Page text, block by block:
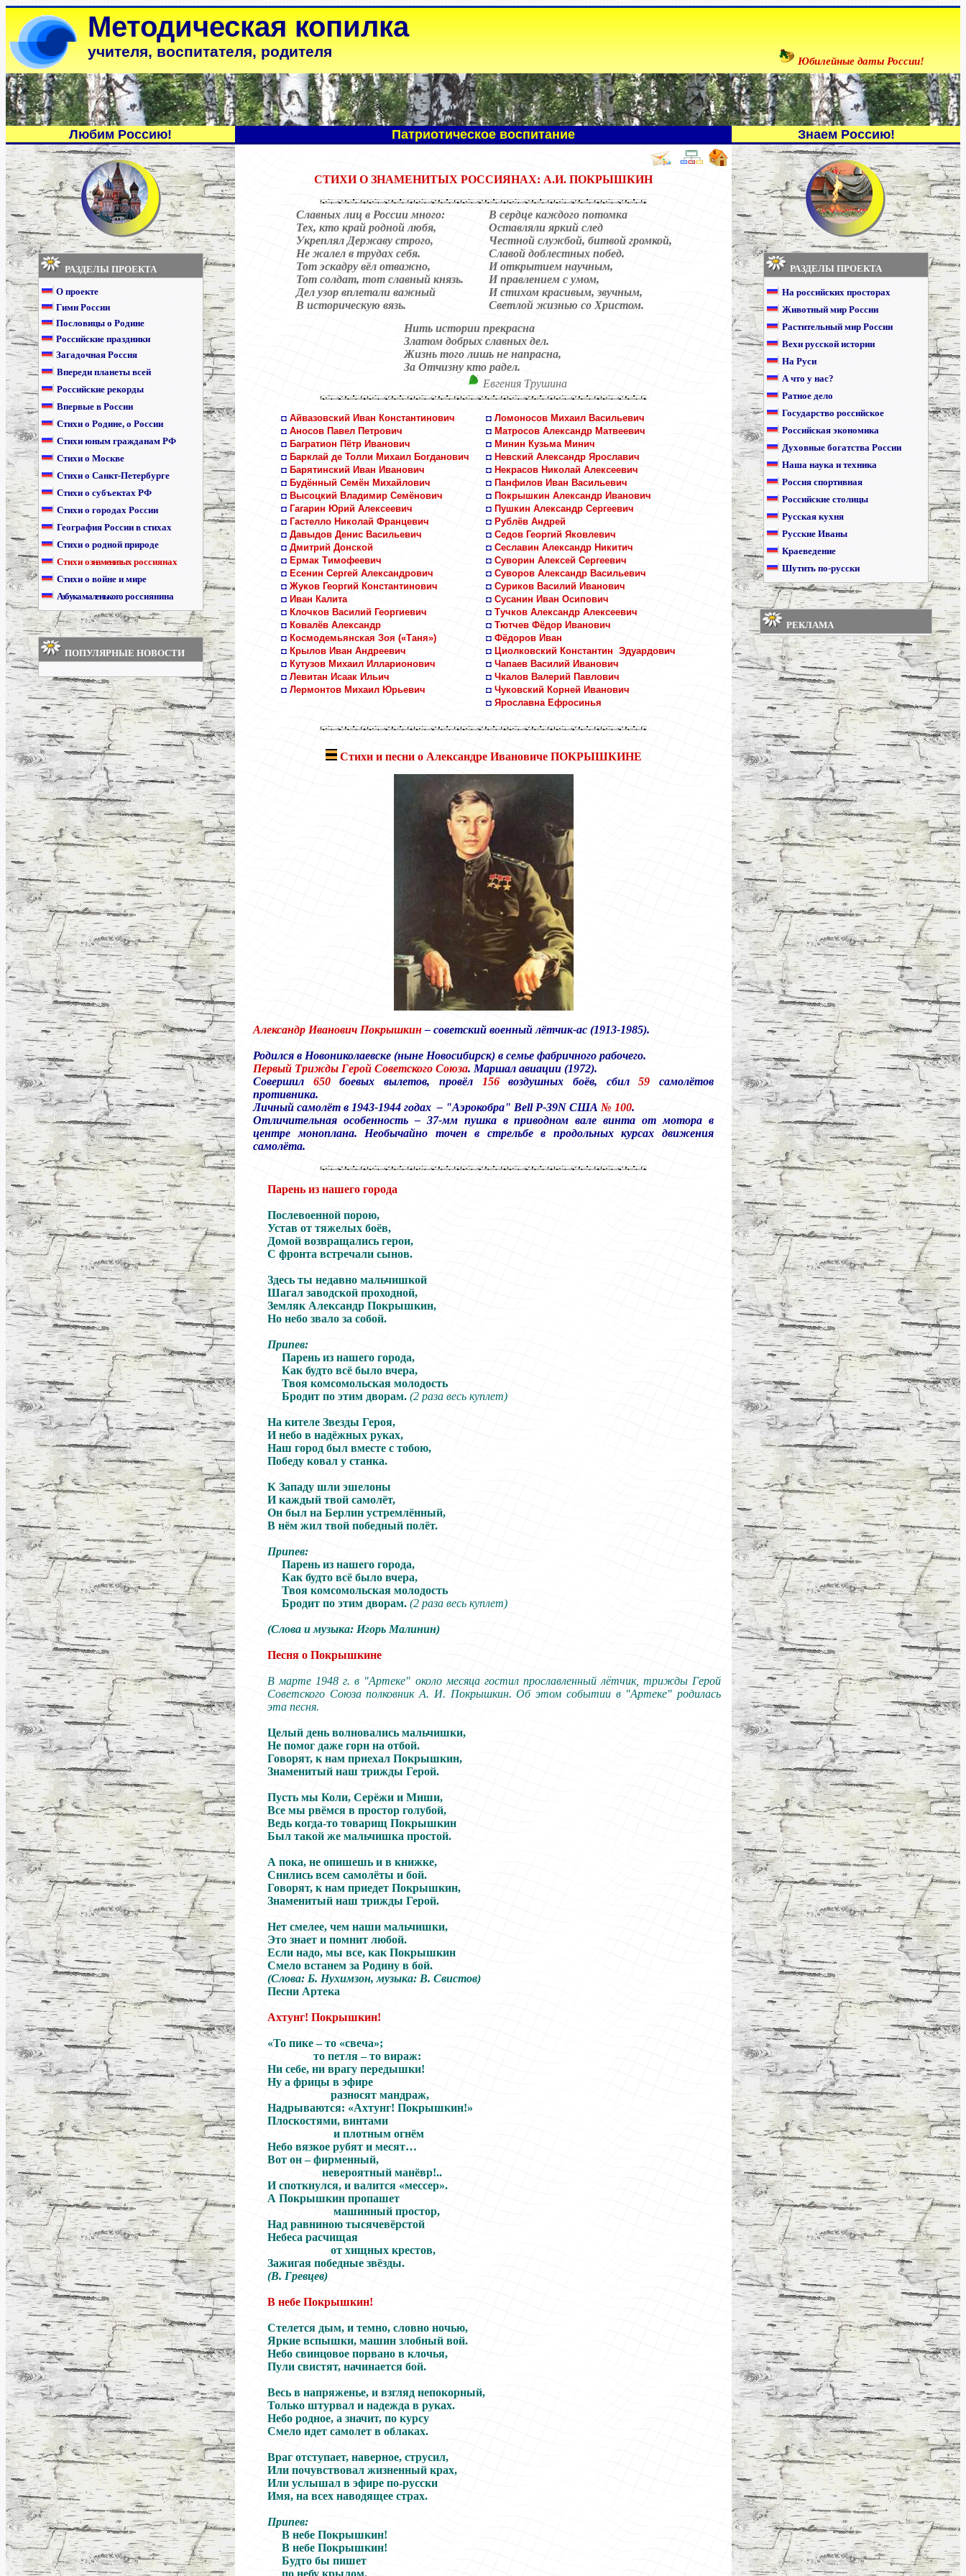
Методическая копилка
учителя, воспитателя, родителя
Юбилейные даты России!
Любим Россию! Патриотическое воспитание Знаем Россию!
РАЗДЕЛЫ ПРОЕКТА
О проекте
Гимн России
Пословицы о Родине
Российские праздники
Загадочная Россия
Впереди планеты всей
Российские рекорды
Впервые в России
Стихи о Родине, о России
Стихи юным гражданам РФ
Стихи о Москве
Стихи о Санкт-Петербурге
Стихи о субъектах РФ
Стихи о городах России
География России в стихах
Стихи о родной природе
Стихио знаменитыхроссиянах
Стихи о войне и мире
Азбука маленькогороссиянина
ПОПУЛЯРНЫЕ НОВОСТИ
СТИХИ О ЗНАМЕНИТЫХ РОССИЯНАХ: А.И. ПОКРЫШКИН
Славных лиц в России много:
Тех, кто край родной любя,
Укреплял Державу строго,
Не жалел в трудах себя.
Тот эскадру вёл отважно,
Тот солдат, тот славный князь.
Дел узор вплетали важный
В историческую вязь.
В сердце каждого потомка
Оставляли яркий след
Честной службой, битвой громкой,
Славой доблестных побед.
И открытием научным,
И правлением с умом,
И стихом красивым, звучным,
Светлой жизнью со Христом.
Нить истории прекрасна
Златом добрых славных дел.
Жизнь того лишь не напрасна,
За Отчизну кто радел.
Евгения Трушина
◘ Айвазовский Иван Константинович
◘ Аносов Павел Петрович
◘ Багратион Пётр Иванович
◘ Барклай де Толли Михаил Богданович
◘ Барятинский Иван Иванович
◘ Будённый Семён Михайлович
◘ Высоцкий Владимир Семёнович
◘ Гагарин Юрий Алексеевич
◘ Гастелло Николай Францевич
◘ Давыдов Денис Васильевич
◘ Дмитрий Донской
◘ Ермак Тимофеевич
◘ Есенин Сергей Александрович
◘ Жуков Георгий Константинович
◘ Иван Калита
◘ Клочков Василий Георгиевич
◘ Ковалёв Александр
◘ Космодемьянская Зоя («Таня»)
◘ Крылов Иван Андреевич
◘ Кутузов Михаил Илларионович
◘ Левитан Исаак Ильич
◘ Лермонтов Михаил Юрьевич
◘ Ломоносов Михаил Васильевич
◘ Матросов Александр Матвеевич
◘ Минин Кузьма Минич
◘ Невский Александр Ярославич
◘ Некрасов Николай Алексеевич
◘ Панфилов Иван Васильевич
◘ Покрышкин Александр Иванович
◘ Пушкин Александр Сергеевич
◘ Рублёв Андрей
◘ Седов Георгий Яковлевич
◘ Сеславин Александр Никитич
◘ Суворин Алексей Сергеевич
◘ Суворов Александр Васильевич
◘ Суриков Василий Иванович
◘ Сусанин Иван Осипович
◘ Тучков Александр Алексеевич
◘ Тютчев Фёдор Иванович
◘ Фёдоров Иван
◘ Циолковский Константин Эдуардович
◘ Чапаев Василий Иванович
◘ Чкалов Валерий Павлович
◘ Чуковский Корней Иванович
◘ Ярославна Ефросинья
Стихи и песни о Александре Ивановиче ПОКРЫШКИНЕ
Александр Иванович Покрышкин – советский военный лётчик-ас (1913-1985).
Родился в Новониколаевске (ныне Новосибирск) в семье фабричного рабочего.
Первый Трижды Герой Советского Союза. Маршал авиации (1972).
Совершил 650боевых вылетов, провёл 156воздушных боёв, сбил59 самолётов
противника.
Личный самолёт в 1943-1944 годах – "Аэрокобра" Bell P-39N США № 100.
Отличительная особенность–37-мм пушка в приводном вале винта от мотора в
центре моноплана. Необычайно точен
в стрельбе в продольных курсах движения
самолёта.
Парень из нашего города
Послевоенной порою,
Устав от тяжелых боёв,
Домой возвращались герои,
С фронта встречали сынов.
Здесь ты недавно мальчишкой
Шагал заводской проходной,
Земляк Александр Покрышкин,
Но небо звало за собой.
Припев:
Парень из нашего города,
Как будто всё было вчера,
Твоя комсомольская молодость
Бродит по этим дворам. (2 раза весь куплет)
На кителе Звезды Героя,
И небо в надёжных руках,
Наш город был вместе с тобою,
Победу ковал у станка.
К Западу шли эшелоны
И каждый твой самолёт,
Он был на Берлин устремлённый,
В нём жил твой победный полёт.
Припев:
Парень из нашего города,
Как будто всё было вчера,
Твоя комсомольская молодость
Бродит по этим дворам. (2 раза весь куплет)
(Слова и музыка: Игорь Малинин)
Песня о Покрышкине
В марте 1948 г. в "Артеке" около месяца гостил прославленный лётчик, трижды Герой
Советского Союза полковник А. И. Покрышкин.Об этом событии в "Артеке" родилась
эта песня.
Целый день волновались мальчишки,
Не помог даже горн на отбой.
Говорят, к нам приехал Покрышкин,
Знаменитый наш трижды Герой.
Пусть мы Коли, Серёжи и Миши,
Все мы рвёмся в простор голубой,
Ведь когда-то товарищ Покрышкин
Был такой же мальчишка простой.
А пока, не опишешь и в книжке,
Снились всем самолёты и бой.
Говорят, к нам приедет Покрышкин,
Знаменитый наш трижды Герой.
Нет смелее, чем наши мальчишки,
Это знает и помнит любой.
Если надо, мы все, как Покрышкин
Смело встанем за Родину в бой.
(Слова: Б. Нухимзон, музыка: В. Свистов)
Песни Артека
Ахтунг! Покрышкин!
«То пике – то «свеча»;
то петля – то вираж:
Ни себе, ни врагу передышки!
Ну а фрицы в эфире
разносят мандраж,
Надрываются: «Ахтунг! Покрышкин!»
Плоскостями, винтами
и плотным огнём
Небо вязкое рубят и месят…
Вот он – фирменный,
невероятный манёвр!..
И споткнулся, и валится «мессер».
А Покрышкин пропашет
машинный простор,
Над равниною тысячевёрстой
Небеса расчищая
от хищных крестов,
Зажигая победные звёзды.
(В. Гревцев)
В небе Покрышкин!
Стелется дым, и темно, словно ночью,
Яркие вспышки, машин злобный вой.
Небо свинцовое порвано в клочья,
Пули свистят, начинается бой.
Весь в напряженье, и взгляд непокорный,
Только штурвал и надежда в руках.
Небо родное, а значит, по курсу
Смело идет самолет в облаках.
Враг отступает, наверное, струсил,
Или почувствовал жизненный крах,
Или услышал в эфире по-русски
Имя, на всех наводящее страх.
Припев:
В небе Покрышкин!
В небе Покрышкин!
Будто бы пишет
по небу крылом.
РАЗДЕЛЫ ПРОЕКТА
На российских просторах
Животный мир России
Растительный мир России
Вехи русской истории
На Руси
А что у нас?
Ратное дело
Государство российское
Российская экономика
Духовные богатства России
Наша наука и техника
Россия спортивная
Российские столицы
Русская кухня
Русские Иваны
Краеведение
Шутить по-русски
РЕКЛАМА